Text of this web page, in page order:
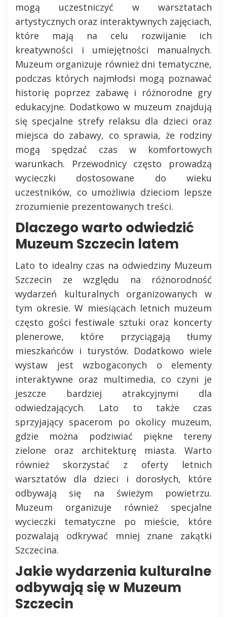
mogą uczestniczyć w warsztatach
artystycznych oraz interaktywnych zajęciach,
które mają na celu rozwijanie ich
kreatywności i umiejętności manualnych.
Muzeum organizuje również dni tematyczne,
podczas których najmłodsi mogą poznawać
historię poprzez zabawę i różnorodne gry
edukacyjne. Dodatkowo w muzeum znajdują
się specjalne strefy relaksu dla dzieci oraz
miejsca do zabawy, co sprawia, że rodziny
mogą spędzać czas w komfortowych
warunkach. Przewodnicy często prowadzą
wycieczki dostosowane do wieku
uczestników, co umożliwia dzieciom lepsze
zrozumienie prezentowanych treści.
Dlaczego warto odwiedzić
Muzeum Szczecin latem
Lato to idealny czas na odwiedziny Muzeum
Szczecin ze względu na różnorodność
wydarzeń kulturalnych organizowanych w
tym okresie. W miesiącach letnich muzeum
często gości festiwale sztuki oraz koncerty
plenerowe, które przyciągają tłumy
mieszkańców i turystów. Dodatkowo wiele
wystaw jest wzbogaconych o elementy
interaktywne oraz multimedia, co czyni je
jeszcze bardziej atrakcyjnymi dla
odwiedzających. Lato to także czas
sprzyjający spacerom po okolicy muzeum,
gdzie można podziwiać piękne tereny
zielone oraz architekturę miasta. Warto
również skorzystać z oferty letnich
warsztatów dla dzieci i dorosłych, które
odbywają się na świeżym powietrzu.
Muzeum organizuje również specjalne
wycieczki tematyczne po mieście, które
pozwalają odkrywać mniej znane zakątki
Szczecina.
Jakie wydarzenia kulturalne
odbywają się w Muzeum
Szczecin